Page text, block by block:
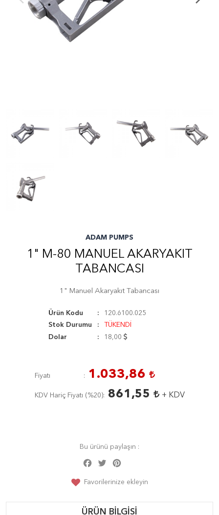
ADAM PUMPS
1" M-80 MANUEL AKARYAKIT
TABANCASI
1" Manuel Akaryakıt Tabancası
Ürün Kodu
120.6100.025
Stok Durumu
TÜKENDİ
Dolar
18,00
Fiyatı 1.033,86
KDV Hariç Fiyatı ( %20 ) 861,55 + KDV
Bu ürünü paylaşın :
Facebook
Twitter
Favorilerinize ekleyin
ÜRÜN BILGISI